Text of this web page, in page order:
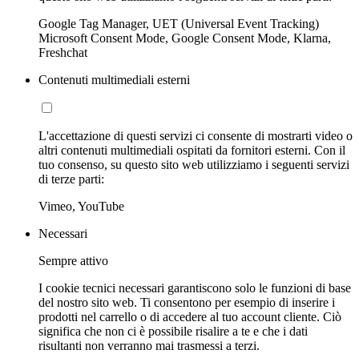
Google Tag Manager, UET (Universal Event Tracking)
Microsoft Consent Mode, Google Consent Mode, Klarna,
Freshchat
Contenuti multimediali esterni
L'accettazione di questi servizi ci consente di mostrarti video o
altri contenuti multimediali ospitati da fornitori esterni. Con il
tuo consenso, su questo sito web utilizziamo i seguenti servizi
di terze parti:
Vimeo, YouTube
Necessari
Sempre attivo
I cookie tecnici necessari garantiscono solo le funzioni di base
del nostro sito web. Ti consentono per esempio di inserire i
prodotti nel carrello o di accedere al tuo account cliente. Ciò
significa che non ci è possibile risalire a te e che i dati
risultanti non verranno mai trasmessi a terzi.